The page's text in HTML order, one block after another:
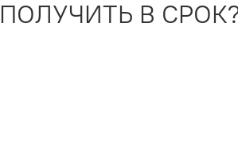
В СРОК?